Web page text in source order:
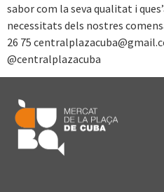
sabor com la seva qualitat i
necessitats dels nostres
26 75
@centralplazacuba